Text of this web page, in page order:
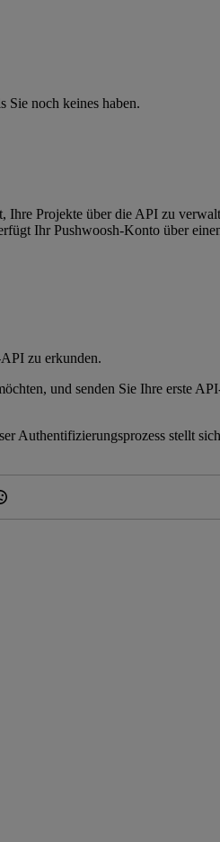
Sie noch keines haben.
Projekte über die API zu
Ihr Pushwoosh-Konto über
zu erkunden.
und senden Sie Ihre erste
Authentifizierungsprozess stellt